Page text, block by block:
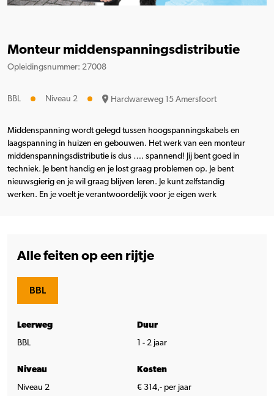
Monteur middenspanningsdistributie
Opleidingsnummer: 27008
BBL Niveau 2 Hardwareweg 15 Amersfoort
Middenspanning wordt gelegd tussen hoogspanningskabels en
laagspanning in huizen en gebouwen. Het werk van een monteur
middenspanningsdistributie is dus …. spannend! Jij bent goed in
techniek. Je bent handig en je lost graag problemen op. Je bent
nieuwsgierig en je wil graag blijven leren. Je kunt zelfstandig
werken. En je voelt je verantwoordelijk voor je eigen werk
Alle feiten op een rijtje
BBL
Leerweg
BBL
Duur
1 - 2 jaar
Niveau
Niveau 2
Kosten
€ 314,- per jaar